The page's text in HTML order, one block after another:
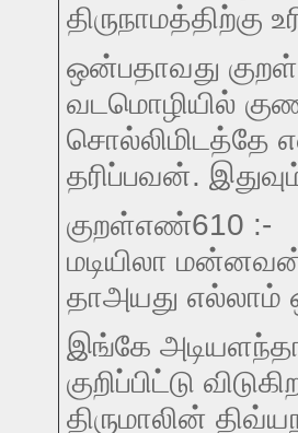
திருநாமத்திற்கு
ஒன்பதாவது
வடமொழியில்
சொல்லிமிடத்தே
தரிப்பவன்.
குறள்எண்610 :-
மடியிலா
தாஅயது எல்லாம்
இங்கே
குறிப்பிட்டு
திருமாலின்